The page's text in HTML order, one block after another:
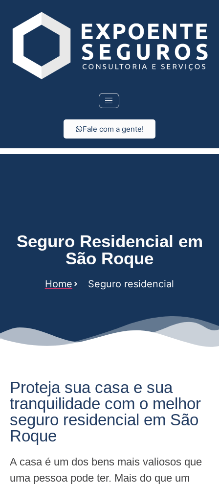
Fale com a gente!
Seguro Residencial em
São Roque
Home Seguro residencial
Proteja sua casa e sua
tranquilidade com o melhor
seguro residencial em São
Roque
A casa é um dos bens mais valiosos que
uma pessoa pode ter. Mais do que um